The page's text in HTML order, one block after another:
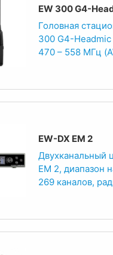
EW 300 G4-
Головная
300 G4-Headmic
470 – 558 МГц
EW-DX EM 2
Двухканальный
EM 2, диапазон
269 каналов,